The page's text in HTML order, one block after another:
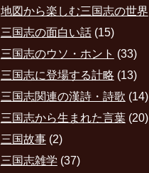
地図から楽しむ三国志の世界
三国志の面白い話(15)
三国志のウソ・ホント (33)
三国志に登場する計略 (13)
三国志関連の漢詩・詩歌 (14)
三国志から生まれた言葉(20)
三国故事(2)
三国志雑学 (37)